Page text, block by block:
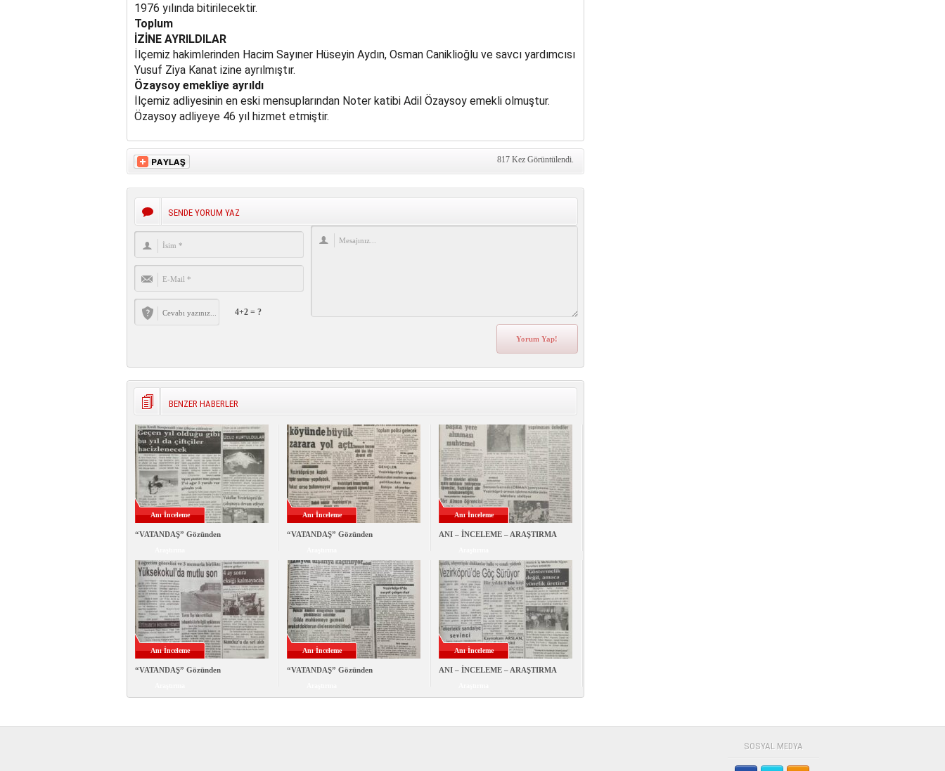
1976 yılında bitirilecektir.
Toplum
İZİNE AYRILDILAR
İlçemiz hakimlerinden Hacim Sayıner Hüseyin Aydın, Osman Caniklioğlu ve savcı yardımcısı
Yusuf Ziya Kanat izine ayrılmıştır.
Özaysoy emekliye ayrıldı
İlçemiz adliyesinin en eski mensuplarından Noter katibi Adil Özaysoy emekli olmuştur.
Özaysoy adliyeye 46 yıl hizmet etmiştir.
817 Kez Görüntülendi.
SENDE YORUM YAZ
4+2 = ?
BENZER HABERLER
Anı İnceleme
“VATANDAŞ” Gözünden
Anı İnceleme
“VATANDAŞ” Gözünden
Anı İnceleme
ANI – İNCELEME – ARAŞTIRMA
Anı İnceleme
“VATANDAŞ” Gözünden
Anı İnceleme
“VATANDAŞ” Gözünden
Anı İnceleme
ANI – İNCELEME – ARAŞTIRMA
SOSYAL MEDYA